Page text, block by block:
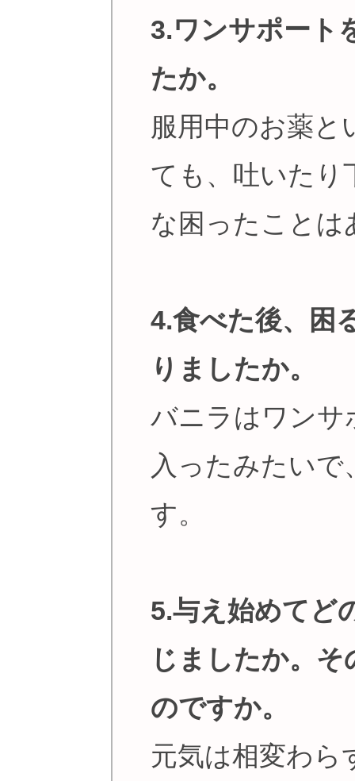
3.ワンサポート
たか。
服用中のお薬と
ても、吐いたり
な困ったことは
4.食べた後、困
りましたか。
バニラはワンサ
入ったみたい
す。
5.与え始めてど
じましたか。
のですか。
元気は相変わら